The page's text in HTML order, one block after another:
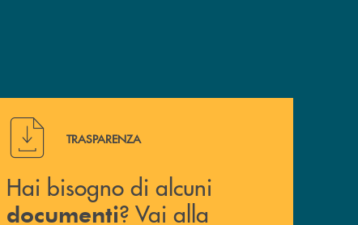
Hai bisogno di alcuni documenti ? Vai alla pagina della
TRASPARENZA
Hai bisogno di alcuni
documenti? Vai alla